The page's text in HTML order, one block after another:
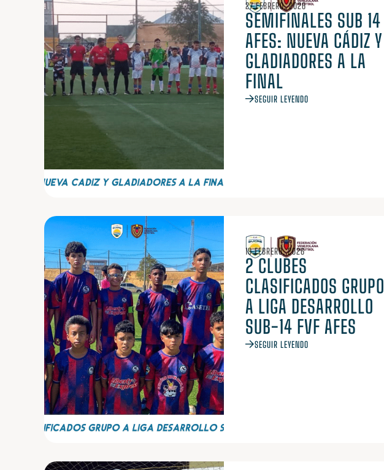
27 FEBRERO, 2026
SEMIFINALES SUB 14
AFES: NUEVA CÁDIZ Y
GLADIADORES A LA
FINAL
SEGUIR LEYENDO
19 FEBRERO, 2026
2 CLUBES
CLASIFICADOS GRUPO
A LIGA DESARROLLO
SUB-14 FVF AFES
SEGUIR LEYENDO